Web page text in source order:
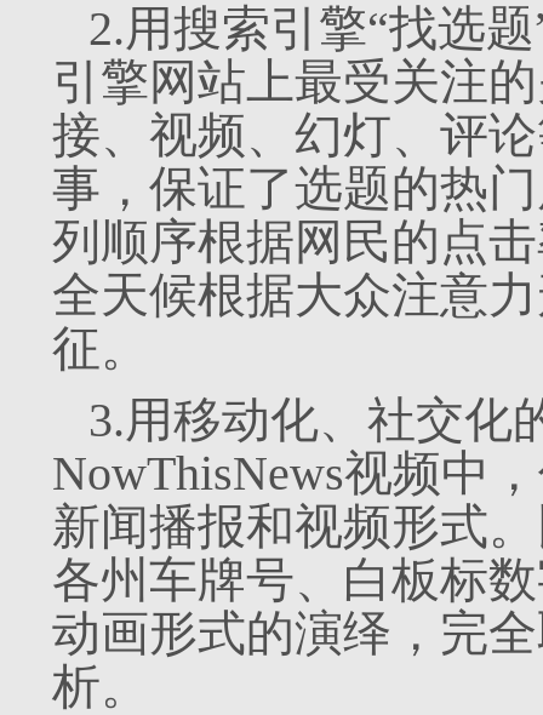
2.用搜索引擎“找选
引擎网站上最受关注
接、视频、幻灯、评
事，保证了选题的热
列顺序根据网民的点
全天候根据大众注意
征。
3.用移动化、社交化
NowThisNews视频中
新闻播报和视频形式
各州车牌号、白板标
动画形式的演绎，完
析。